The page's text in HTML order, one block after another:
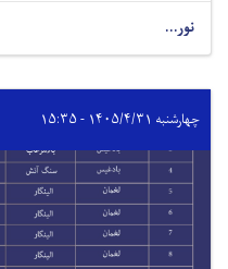
نور...
چهارشنبه ۱۴۰۵/۴/۳۱ - ۱۵:۳۵